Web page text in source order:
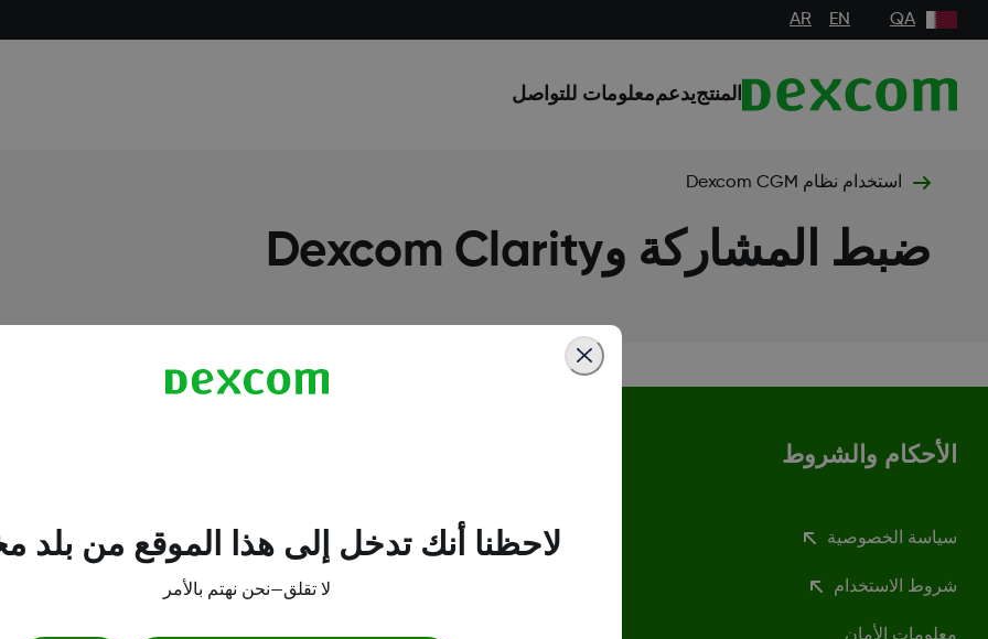
QA
EN
AR
المنتجيدعممعلومات للتواصل
استخدام نظام Dexcom CGM
ضبط المشاركة وDexcom Clarity
الأحكام والشروط
سياسة الخصوصية
شروط الاستخدام
مركز الثقة
لاحظنا أنك تدخل إلى هذا الموقع من بلد
لا تقلق—نحن نهتم بالأمر